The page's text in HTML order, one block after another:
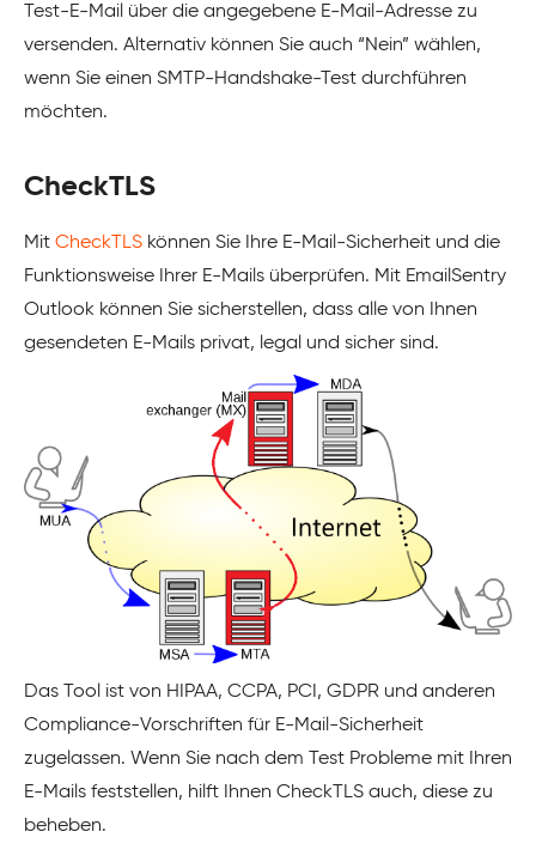
Test-E-Mail über die angegebene E-Mail-Adresse zu
versenden. Alternativ können Sie auch “Nein” wählen,
wenn Sie einen SMTP-Handshake-Test durchführen
möchten.
CheckTLS
Mit CheckTLS können Sie Ihre E-Mail-Sicherheit und die
Funktionsweise Ihrer E-Mails überprüfen. Mit EmailSentry
Outlook können Sie sicherstellen, dass alle von Ihnen
gesendeten E-Mails privat, legal und sicher sind.
Das Tool ist von HIPAA, CCPA, PCI, GDPR und anderen
Compliance-Vorschriften für E-Mail-Sicherheit
zugelassen. Wenn Sie nach dem Test Probleme mit Ihren
E-Mails feststellen, hilft Ihnen CheckTLS auch, diese zu
beheben.